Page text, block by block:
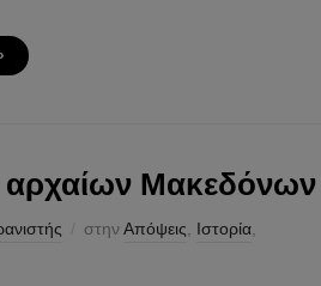
Μακεδόνων
στηνΑπόψεις Ιστορία